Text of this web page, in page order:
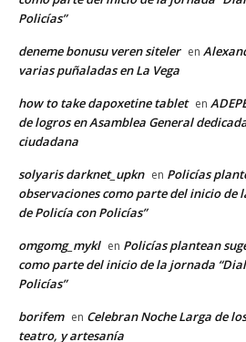
Policías”
deneme bonusu veren siteler en
varias puñaladas en La Vega
how to take dapoxetine tablet en
de logros en Asamblea General
ciudadana
solyaris darknet_upkn en Policías
observaciones como parte del inicio de
de Policía con Policías”
omgomg_mykl en Policías plantean
como parte del inicio de la jornada
Policías”
borifem en Celebran Noche Larga de
teatro, y artesanía